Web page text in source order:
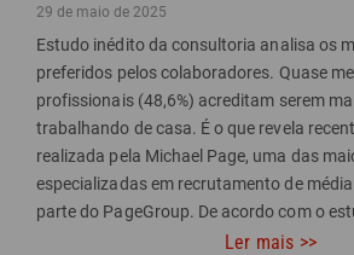
29 de maio de 2025
Estudo inédito da consultoria analisa os
preferidos pelos colaboradores. Quase
profissionais (48,6%) acreditam serem
trabalhando de casa. É o que revela
realizada pela Michael Page, uma das
especializadas em recrutamento de
parte do PageGroup. De acordo com o
Ler mais >>